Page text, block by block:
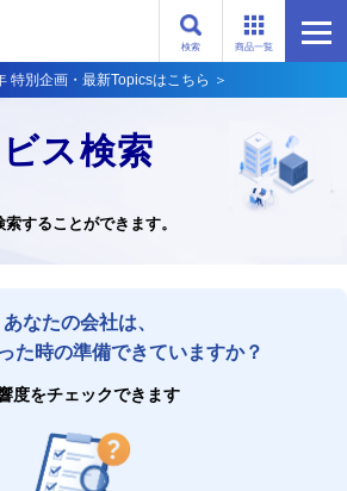
商品一覧
検索
特別企画・最新Topicsはこちら ＞
ス検索
することができます。
あなたの会社は、
た時の準備できていますか？
度をチェックできます